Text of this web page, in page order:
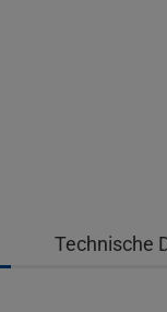
Technische